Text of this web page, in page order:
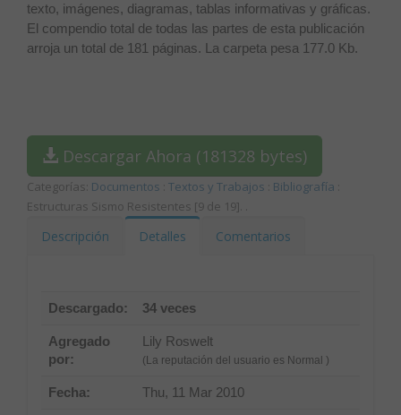
texto, imágenes, diagramas, tablas informativas y gráficas.
El compendio total de todas las partes de esta publicación
arroja un total de 181 páginas. La carpeta pesa 177.0 Kb.
Descargar Ahora (181328 bytes)
Categorías: Documentos Textos y Trabajos Bibliografía
Estructuras Sismo Resistentes [9 de 19].
Descripción Detalles Comentarios
Descargado: 34 veces
Agregado
por:
Lily Roswelt
(La reputación del usuario es Normal )
Fecha: Thu, 11 Mar 2010